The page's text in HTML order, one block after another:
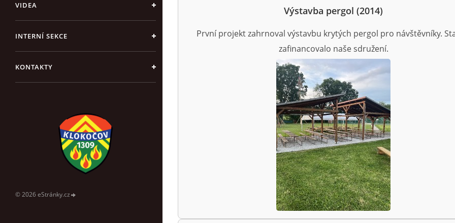
VIDEA
INTERNÍ SEKCE
KONTAKTY
© 2026 eStránky.cz
Výstavba pergol (2014)
První projekt zahrnoval výstavbu krytých pergol pro návštěvníky.
zafinancovalo naše sdružení.